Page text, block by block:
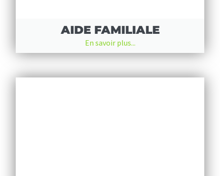
AIDE FAMILIALE
En savoir plus...